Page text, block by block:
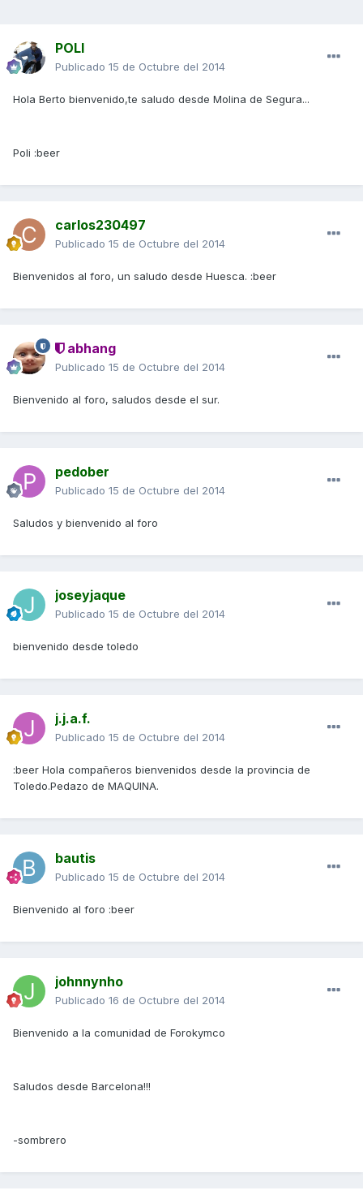
POLI
Publicado 15 de Octubre del 2014
Hola Berto bienvenido,te saludo desde Molina de Segura...
Poli :beer
carlos230497
Publicado 15 de Octubre del 2014
Bienvenidos al foro, un saludo desde Huesca. :beer
abhang
Publicado 15 de Octubre del 2014
Bienvenido al foro, saludos desde el sur.
pedober
Publicado 15 de Octubre del 2014
Saludos y bienvenido al foro
joseyjaque
Publicado 15 de Octubre del 2014
bienvenido desde toledo
j.j.a.f.
Publicado 15 de Octubre del 2014
:beer Hola compañeros bienvenidos desde la provincia de
Toledo.Pedazo de MAQUINA.
bautis
Publicado 15 de Octubre del 2014
Bienvenido al foro :beer
johnnynho
Publicado 16 de Octubre del 2014
Bienvenido a la comunidad de Forokymco
Saludos desde Barcelona!!!
-sombrero